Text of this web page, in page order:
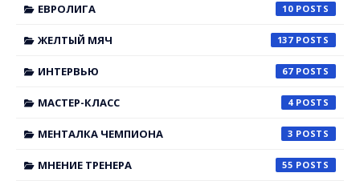
ЕВРОЛИГА 10
ЖЕЛТЫЙ МЯЧ 137
ИНТЕРВЬЮ 67
МАСТЕР-КЛАСС 4
МЕНТАЛКА ЧЕМПИОНА 3
МНЕНИЕ ТРЕНЕРА 55